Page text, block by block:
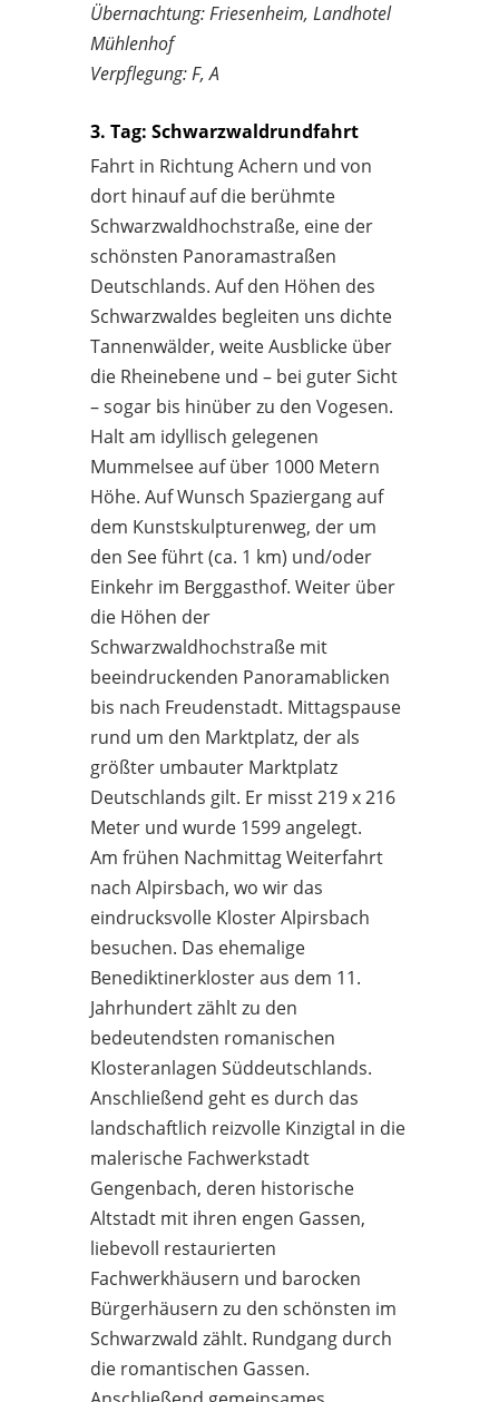
Übernachtung: Friesenheim, Landhotel
Mühlenhof
Verpflegung: F, A
3. Tag: Schwarzwaldrundfahrt
Fahrt in Richtung Achern und von
dort hinauf auf die berühmte
Schwarzwaldhochstraße, eine der
schönsten Panoramastraßen
Deutschlands. Auf den Höhen des
Schwarzwaldes begleiten uns dichte
Tannenwälder, weite Ausblicke über
die Rheinebene und – bei guter Sicht
– sogar bis hinüber zu den Vogesen.
Halt am idyllisch gelegenen
Mummelsee auf über 1000 Metern
Höhe. Auf Wunsch Spaziergang auf
dem Kunstskulpturenweg, der um
den See führt (ca. 1 km) und/oder
Einkehr im Berggasthof. Weiter über
die Höhen der
Schwarzwaldhochstraße mit
beeindruckenden Panoramablicken
bis nach Freudenstadt. Mittagspause
rund um den Marktplatz, der als
größter umbauter Marktplatz
Deutschlands gilt. Er misst 219 x 216
Meter und wurde 1599 angelegt.
Am frühen Nachmittag Weiterfahrt
nach Alpirsbach, wo wir das
eindrucksvolle Kloster Alpirsbach
besuchen. Das ehemalige
Benediktinerkloster aus dem 11.
Jahrhundert zählt zu den
bedeutendsten romanischen
Klosteranlagen Süddeutschlands.
Anschließend geht es durch das
landschaftlich reizvolle Kinzigtal in die
malerische Fachwerkstadt
Gengenbach, deren historische
Altstadt mit ihren engen Gassen,
liebevoll restaurierten
Fachwerkhäusern und barocken
Bürgerhäusern zu den schönsten im
Schwarzwald zählt. Rundgang durch
die romantischen Gassen.